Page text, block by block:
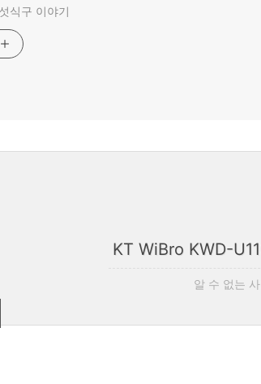
식구 이야기
KT WiBro KWD-
알 수 없는